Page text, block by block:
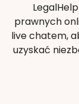
prawnych
live chatem,
uzyskać